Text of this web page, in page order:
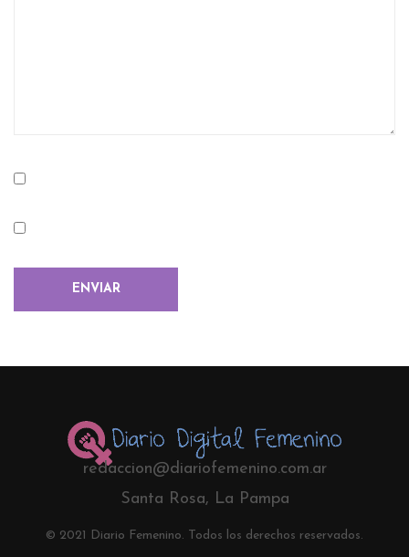
redaccion@diariofemenino.com.ar
Santa Rosa, La Pampa
© 2021 Diario Femenino. Todos los derechos reservados.